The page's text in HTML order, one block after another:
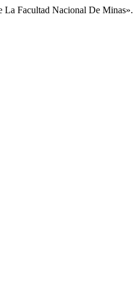
La Facultad Nacional De Minas».